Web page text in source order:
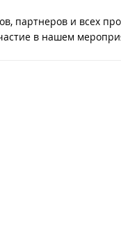
партнеров и всех
в нашем